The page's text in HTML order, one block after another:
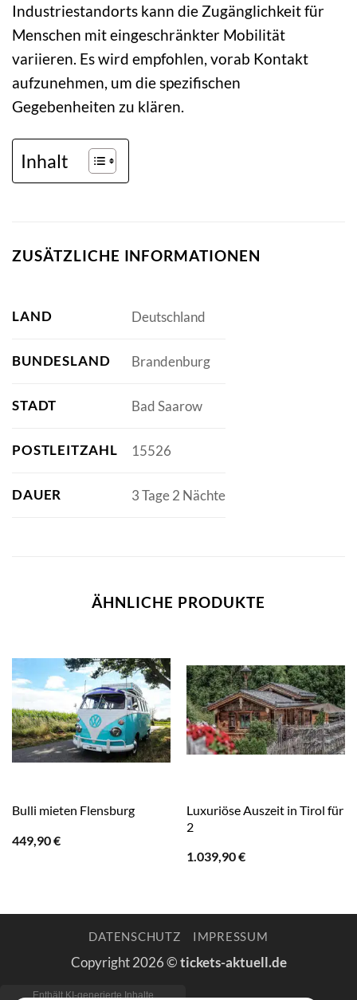
Industriestandorts kann die Zugänglichkeit für
Menschen mit eingeschränkter Mobilität
variieren. Es wird empfohlen, vorab Kontakt
aufzunehmen, um die spezifischen
Gegebenheiten zu klären.
Inhalt
ZUSÄTZLICHE INFORMATIONEN
LAND Deutschland
BUNDESLAND Brandenburg
STADT Bad Saarow
POSTLEITZAHL 15526
DAUER 3 Tage 2 Nächte
ÄHNLICHE PRODUKTE
Bulli mieten Flensburg
449,90€
Luxuriöse Auszeit in Tirol für
2
1.039,90€
DATENSCHUTZ IMPRESSUM
Copyright 2026 ©tickets-aktuell.de